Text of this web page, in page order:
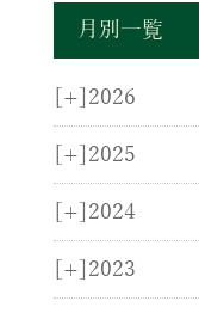
月別一覧
[+] 2026
[+] 2025
[+] 2024
[+] 2023